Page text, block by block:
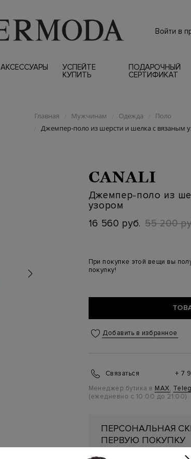
Войти в
АКСЕССУАРЫ
УСПЕЙТЕ
КУПИТЬ
ПОДАРОЧНЫЙ
СЕРТИФИКАТ
Главная / Мужчинам / Одежда / Поло
/ Джемпер-поло из шерсти и шелка с вязаным
CANALI
Джемпер-поло из
узором
16 560 руб. 55 200
При покупке этой вещи вы
покупку!
Добавить в избранное
Связаться
+ 7
Менеджер бутика в MAX,
(ежедневно с 10:00 до 21:00)
ПЕРСОНАЛЬНАЯ
ПЕРВУЮ ПОКУПКУ
Подробнее